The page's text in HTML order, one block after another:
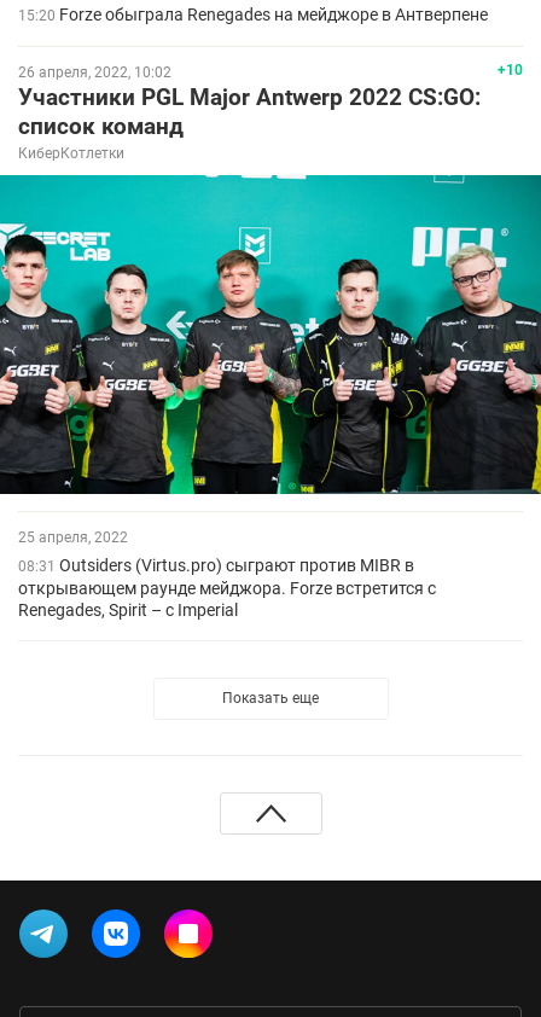
15:20 Forze обыграла Renegades на мейджоре в Антверпене
+10
26 апреля, 2022, 10:02
Участники PGL Major Antwerp 2022 CS:GO:
список команд
КиберКотлетки
25 апреля, 2022
08:31 Outsiders (Virtus.pro) сыграют против MIBR в
открывающем раунде мейджора. Forze встретится с
Renegades, Spirit – с Imperial
Показать еще